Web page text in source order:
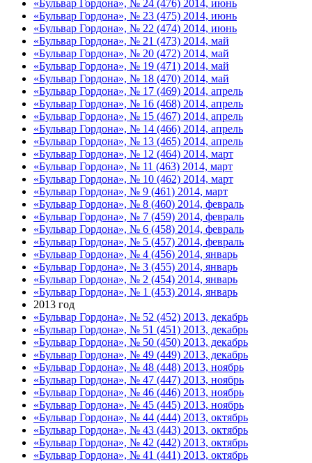
«Бульвар Гордона», № 24 (476) 2014, июнь
«Бульвар Гордона», № 23 (475) 2014, июнь
«Бульвар Гордона», № 22 (474) 2014, июнь
«Бульвар Гордона», № 21 (473) 2014, май
«Бульвар Гордона», № 20 (472) 2014, май
«Бульвар Гордона», № 19 (471) 2014, май
«Бульвар Гордона», № 18 (470) 2014, май
«Бульвар Гордона», № 17 (469) 2014, апрель
«Бульвар Гордона», № 16 (468) 2014, апрель
«Бульвар Гордона», № 15 (467) 2014, апрель
«Бульвар Гордона», № 14 (466) 2014, апрель
«Бульвар Гордона», № 13 (465) 2014, апрель
«Бульвар Гордона», № 12 (464) 2014, март
«Бульвар Гордона», № 11 (463) 2014, март
«Бульвар Гордона», № 10 (462) 2014, март
«Бульвар Гордона», № 9 (461) 2014, март
«Бульвар Гордона», № 8 (460) 2014, февраль
«Бульвар Гордона», № 7 (459) 2014, февраль
«Бульвар Гордона», № 6 (458) 2014, февраль
«Бульвар Гордона», № 5 (457) 2014, февраль
«Бульвар Гордона», № 4 (456) 2014, январь
«Бульвар Гордона», № 3 (455) 2014, январь
«Бульвар Гордона», № 2 (454) 2014, январь
«Бульвар Гордона», № 1 (453) 2014, январь
2013 год
«Бульвар Гордона», № 52 (452) 2013, декабрь
«Бульвар Гордона», № 51 (451) 2013, декабрь
«Бульвар Гордона», № 50 (450) 2013, декабрь
«Бульвар Гордона», № 49 (449) 2013, декабрь
«Бульвар Гордона», № 48 (448) 2013, ноябрь
«Бульвар Гордона», № 47 (447) 2013, ноябрь
«Бульвар Гордона», № 46 (446) 2013, ноябрь
«Бульвар Гордона», № 45 (445) 2013, ноябрь
«Бульвар Гордона», № 44 (444) 2013, октябрь
«Бульвар Гордона», № 43 (443) 2013, октябрь
«Бульвар Гордона», № 42 (442) 2013, октябрь
«Бульвар Гордона», № 41 (441) 2013, октябрь